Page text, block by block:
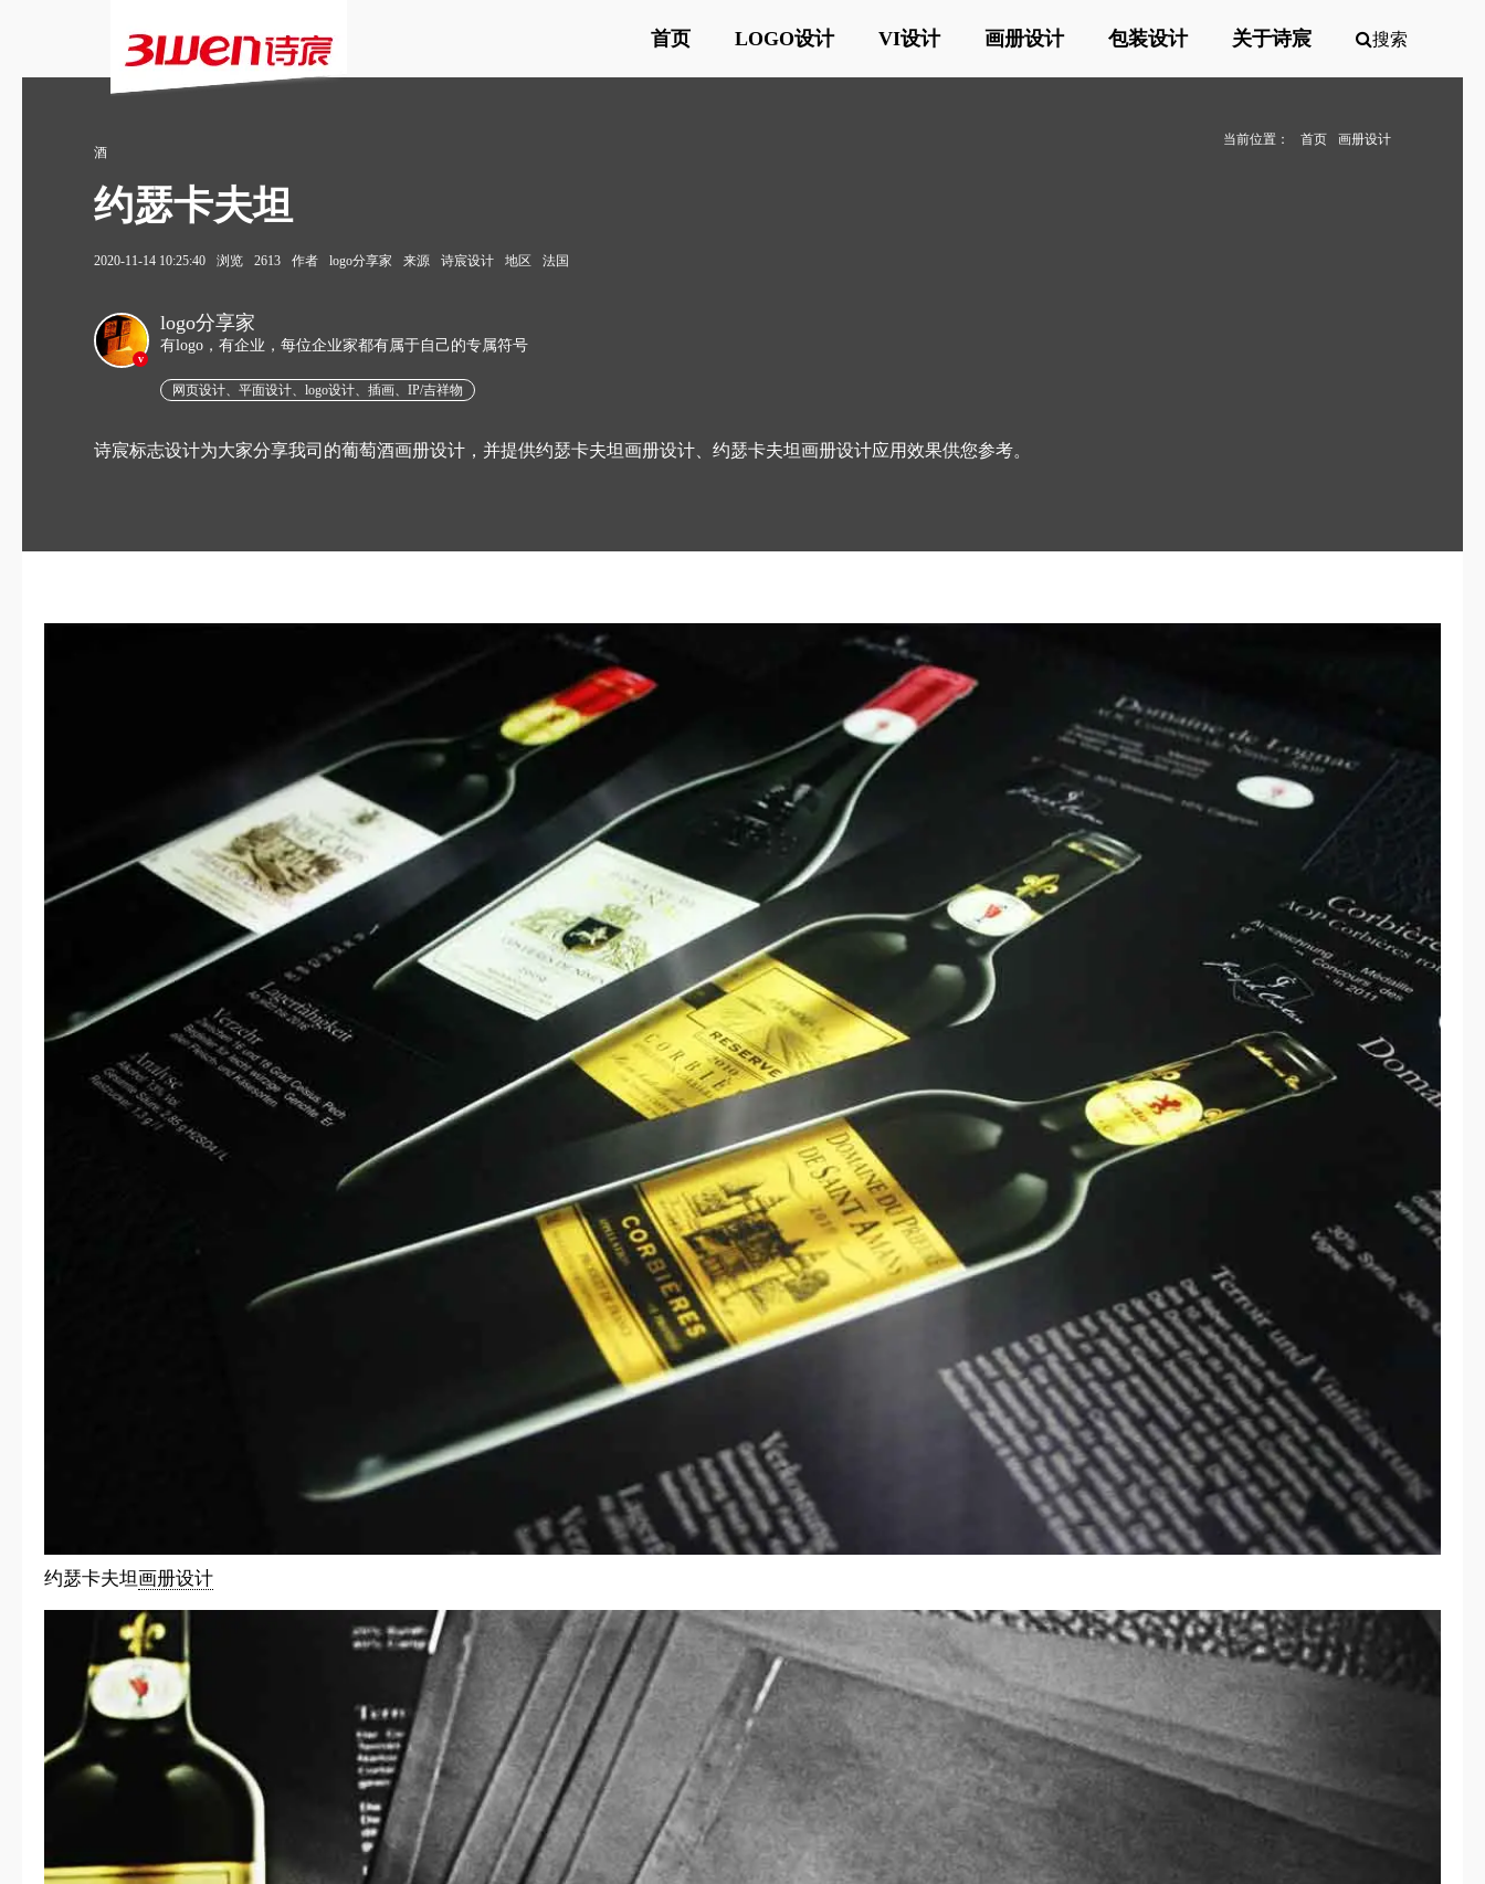
首页 LOGO设计 VI设计 画册设计 包装设计 关于诗宸 搜索
当前位置： 首页
画册设计
酒
约瑟卡夫坦
2020-11-14 10:25:40 浏览 2613 作者 logo分享家 来源 诗宸设计 地区 法国
v
logo分享家
有logo，有企业，每位企业家都有属于自己的专属符号
网页设计、平面设计、logo设计、插画、IP/吉祥物
诗宸标志设计为大家分享我司的葡萄酒画册设计，并提供约瑟卡夫坦画册设计、约瑟卡夫坦画册设计应用效果供您参考。
约瑟卡夫坦画册设计